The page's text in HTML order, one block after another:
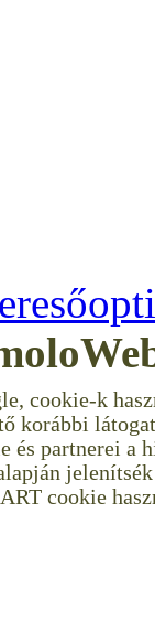
cookie-k
korábbi
és partnerei a
cookie